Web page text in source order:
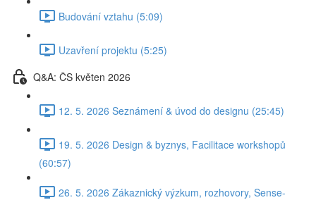
Budování vztahu (5:09)
Uzavření projektu (5:25)
Q&A: ČS květen 2026
12. 5. 2026 Seznámení & úvod do designu (25:45)
19. 5. 2026 Design & byznys, Facilitace workshopů
(60:57)
26. 5. 2026 Zákaznický výzkum, rozhovory, Sense-